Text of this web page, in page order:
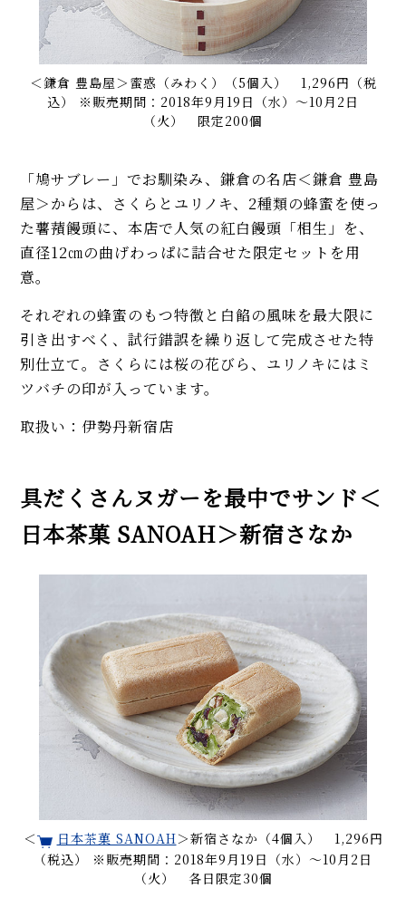
＜鎌倉 豊島屋＞蜜惑（みわく）（5個入） 1,296円（税
込） ※販売期間：2018年9月19日（水）〜10月2日
（火） 限定200個
「鳩サブレー」でお馴染み、鎌倉の名店＜鎌倉 豊島
屋＞からは、さくらとユリノキ、2種類の蜂蜜を使っ
た薯蕷饅頭に、本店で人気の紅白饅頭「相生」を、
直径12㎝の曲げわっぱに詰合せた限定セットを用
意。
それぞれの蜂蜜のもつ特徴と白餡の風味を最大限に
引き出すべく、試行錯誤を繰り返して完成させた特
別仕立て。さくらには桜の花びら、ユリノキにはミ
ツバチの印が入っています。
取扱い：伊勢丹新宿店
具だくさんヌガーを最中でサンド＜
日本茶菓 SANOAH＞新宿さなか
＜ 日本茶菓 SANOAH＞新宿さなか（4個入） 1,296円
（税込） ※販売期間：2018年9月19日（水）〜10月2日
（火） 各日限定30個